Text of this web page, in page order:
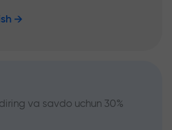
va savdo uchun 30%